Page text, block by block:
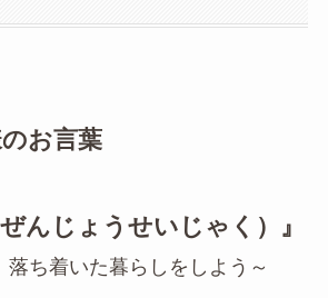
お言葉
ぜんじょうせいじゃく）』
落ち着いた暮らしをしよう～